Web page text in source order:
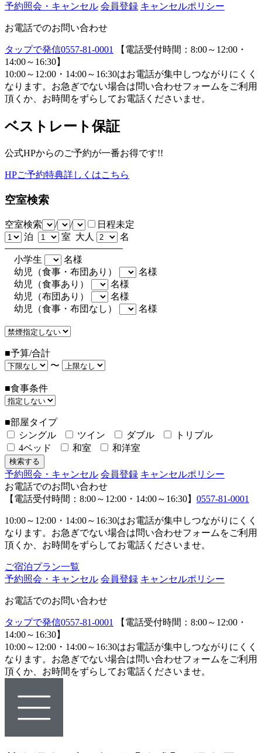
予約照会・キャンセル 会員登録 キャンセルポリシー
お電話でのお問い合わせ
タップで発信0557-81-0001
【電話受付時間：8:00～12:00・
14:00～16:30】
10:00～12:00・14:00～16:30はお電話が集中しつながりにくく
なります。お急ぎでない場合は問い合わせフォームをご利用
頂くか、お時間をずらしてお電話くださいませ。
ベストレート保証
公式HPからのご予約が一番お得です!!
HPご予約特典詳しくはこちら
空室検索
空室検索 / /
日程未定
泊
室 大人 名
小学生
名様
幼児（食事・布団あり）
名様
幼児（食事あり）
名様
幼児（布団あり）
名様
幼児（食事・布団なし）
名様
■予算/合計
〜
■食事条件
■部屋タイプ
シングル
ツイン ダブル
トリプル
4ベッド
和室 和洋室
予約照会・キャンセル 会員登録 キャンセルポリシー
お電話でのお問い合わせ
【電話受付時間：8:00～12:00・14:00～16:30】 0557-81-0001
10:00～12:00・14:00～16:30はお電話が集中しつながりにくく
なります。お急ぎでない場合は問い合わせフォームをご利用
頂くか、お時間をずらしてお電話くださいませ。
ご宿泊プラン一覧
予約照会・キャンセル 会員登録 キャンセルポリシー
お電話でのお問い合わせ
タップで発信0557-81-0001
【電話受付時間：8:00～12:00・
14:00～16:30】
10:00～12:00・14:00～16:30はお電話が集中しつながりにくく
なります。お急ぎでない場合は問い合わせフォームをご利用
頂くか、お時間をずらしてお電話くださいませ。